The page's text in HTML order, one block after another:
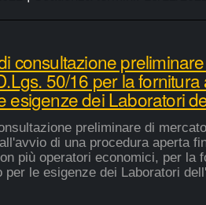
consultazione
50/16 per la
esigenze dei Laboratori
preliminare di
di una procedura aperta
più operatori economici, per la
per le esigenze dei Laboratori